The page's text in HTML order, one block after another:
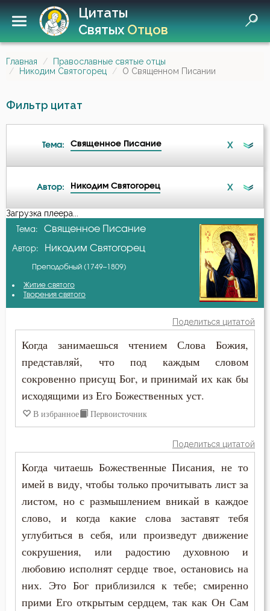
Цитаты
СвятыхОтцов
Главная
Православные святые отцы
Никодим Святогорец
О Священном Писании
Фильтр цитат
Тема: Священное Писание X
Беседа
Благодарность
Благодать
Бог
Богопознание
Богородица
Богоугождение
Борьба
Воля
Воля Божия
Гордость
Автор: Никодим Святогорец X
А-я
Авва Исайя (Скитский)
Антоний Великий
Афанасий Великий
Варсонофий Оптинский (Плиханков)
Василий Великий
Григорий Богослов
Ефрем Сирин
Иоанн Златоуст
Иосиф Оптинский (Литовкин)
Исаак Сирин Ниневийский
Исидор Пелусиот
Загрузка плеера...
Тема: Священное Писание
Автор: Никодим Святогорец
Преподобный (1749–1809)
Житие святого
Творения святого
Поделиться цитатой
Когда занимаешься чтением Слова Божия,
представляй, что под каждым словом
сокровенно присущ Бог, и принимай их как бы
исходящими из Его Божественных уст.
В избранное Первоисточник
Поделиться цитатой
Когда читаешь Божественные Писания, не то
имей в виду, чтобы только прочитывать лист за
листом, но с размышлением вникай в каждое
слово, и когда какие слова заставят тебя
углубиться в себя, или произведут движение
сокрушения, или радостию духовною и
любовию исполнят сердце твое, остановись на
них. Это Бог приблизился к тебе; смиренно
прими Его открытым сердцем, так как Он Сам